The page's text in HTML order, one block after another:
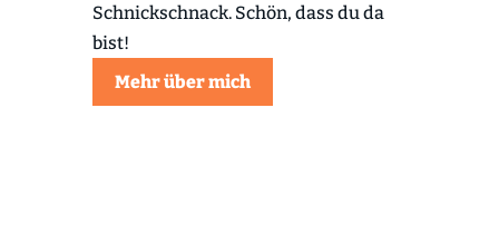
Schnickschnack. Schön, dass du da
bist!
Mehr über mich